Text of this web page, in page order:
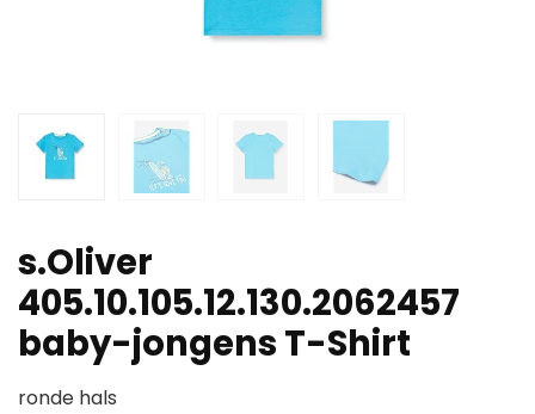
s.Oliver
405.10.105.12.130.2062457
baby-jongens T-Shirt
ronde hals